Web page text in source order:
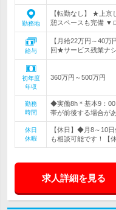
勤務地
【転勤なし】 ★上
憩スペースも完備 ▼
給与
【月給22万円～40
回★サービス残業ナ
初年度
年収
360万円～500万円
勤務
時間
◆実働8h＊基本9：00
帯が前後する場合が
休日
休暇
【休日】◆月8～10
も相談可能です！【
求人詳細を見る